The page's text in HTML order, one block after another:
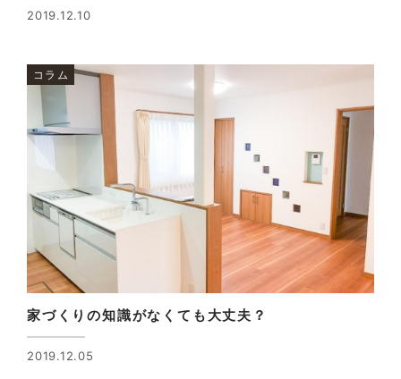
2019.12.10
コラム
家づくりの知識がなくても大丈夫？
2019.12.05